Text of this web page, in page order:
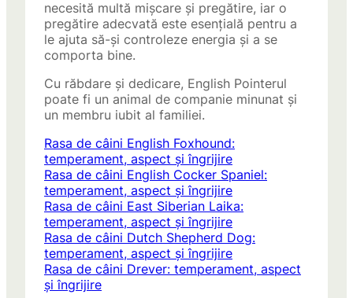
necesită multă mișcare și pregătire, iar o
pregătire adecvată este esențială pentru a
le ajuta să-și controleze energia și a se
comporta bine.
Cu răbdare și dedicare, English Pointerul
poate fi un animal de companie minunat și
un membru iubit al familiei.
Rasa de câini English Foxhound:
temperament, aspect și îngrijire
Rasa de câini English Cocker Spaniel:
temperament, aspect și îngrijire
Rasa de câini East Siberian Laika:
temperament, aspect și îngrijire
Rasa de câini Dutch Shepherd Dog:
temperament, aspect și îngrijire
Rasa de câini Drever: temperament, aspect
și îngrijire